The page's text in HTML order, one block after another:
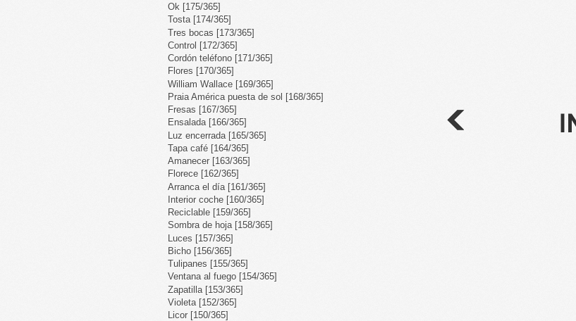
Ok [175/365]
Tosta [174/365]
Tres bocas [173/365]
Control [172/365]
Cordón teléfono [171/365]
Flores [170/365]
William Wallace [169/365]
Praia América puesta de sol [168/365]
Fresas [167/365]
Ensalada [166/365]
Luz encerrada [165/365]
Tapa café [164/365]
Amanecer [163/365]
Florece [162/365]
Arranca el día [161/365]
Interior coche [160/365]
Reciclable [159/365]
Sombra de hoja [158/365]
Luces [157/365]
Bicho [156/365]
Tulipanes [155/365]
Ventana al fuego [154/365]
Zapatilla [153/365]
Violeta [152/365]
Licor [150/365]